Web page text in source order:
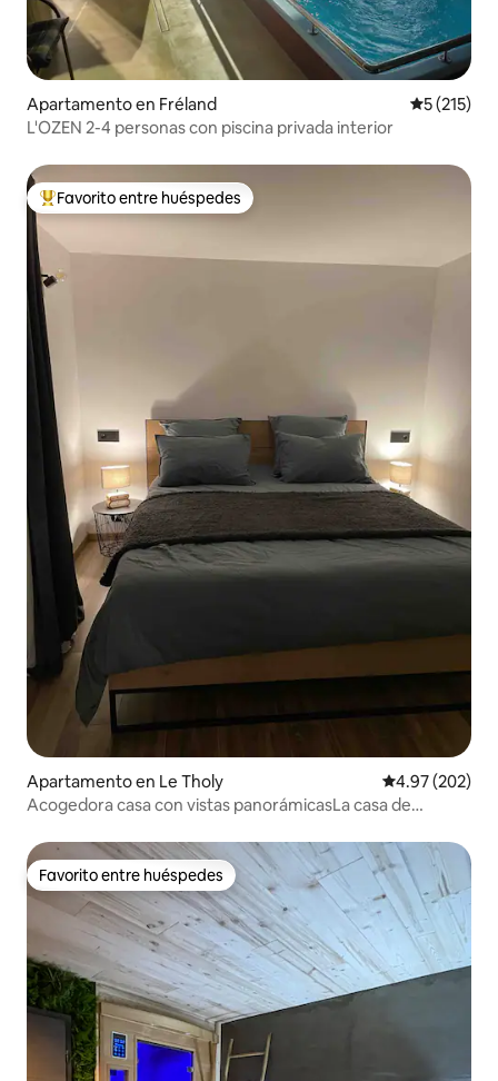
Apartamento en Fréland
5 (215)
L'OZEN 2-4 personas con piscina privada interior
Favorito entre huéspedes preferido
Favorito entre huéspedes
Apartamento en Le Tholy Calificación
4.97 (202)
Acogedora casa con vistas panorámicasLa casa de
Favorito entre huéspedes
Favorito entre huéspedes